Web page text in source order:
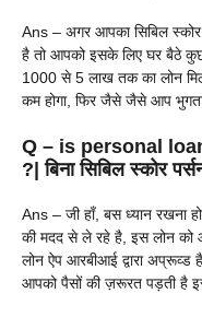
Ans – अगर आपका सिबिल
है तो आपको इसके लिए घर बैठे
1000 से 5 लाख तक का लोन
कम होगा, फिर जैसे जैसे आप
Q – is personal
?| बिना सिबिल स्कोर
Ans – जी हाँ, बस ध्यान रखना
की मदद से ले रहे है, इस लोन
लोन ऐप आरबीआई द्वारा
आपको पैसों की ज़रूरत पड़ती है